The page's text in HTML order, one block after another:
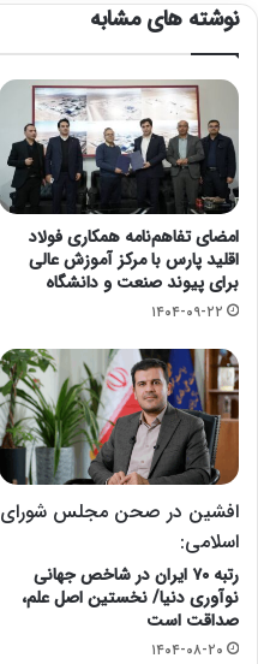
نوشته های مشابه
امضای تفاهم‌نامه همکاری فولاد
اقلید پارس با مرکز آموزش عالی
برای پیوند صنعت و دانشگاه
۱۴۰۴-۰۹-۲۲
افشین در صحن مجلس شورای
اسلامی:
رتبه ۷۰ ایران در شاخص جهانی
نوآوری دنیا/ نخستین اصل علم،
صداقت است
۱۴۰۴-۰۸-۲۰